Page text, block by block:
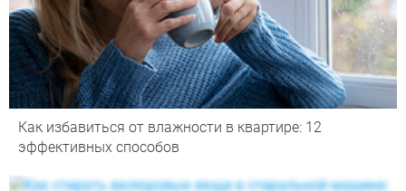
Как избавиться от влажности в квартире: 12
эффективных способов